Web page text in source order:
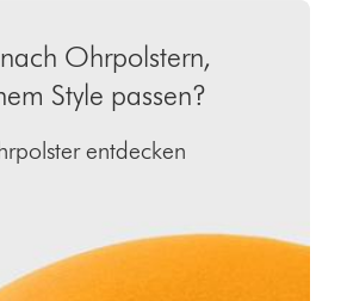
Ohrpolstern,
Style passen?
entdecken